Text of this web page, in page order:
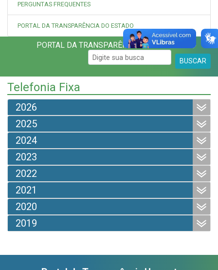
PERGUNTAS FREQUENTES
PORTAL DA TRANSPARÊNCIA DO ESTADO
PORTAL DA TRANSPARÊNCIA UNEMAT
BUSCAR
Telefonia Fixa
2026
2025
2024
2023
2022
2021
2020
2019